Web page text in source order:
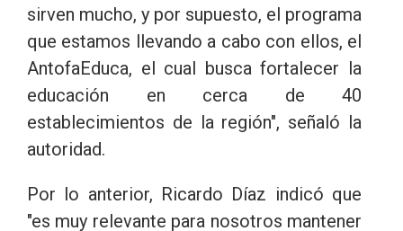
sirven mucho, y por supuesto, el programa
que estamos llevando a cabo con ellos, el
AntofaEduca, el cual busca fortalecer la
educación en cerca de 40
establecimientos de la región", señaló la
autoridad.
Por lo anterior, Ricardo Díaz indicó que
"es muy relevante para nosotros mantener